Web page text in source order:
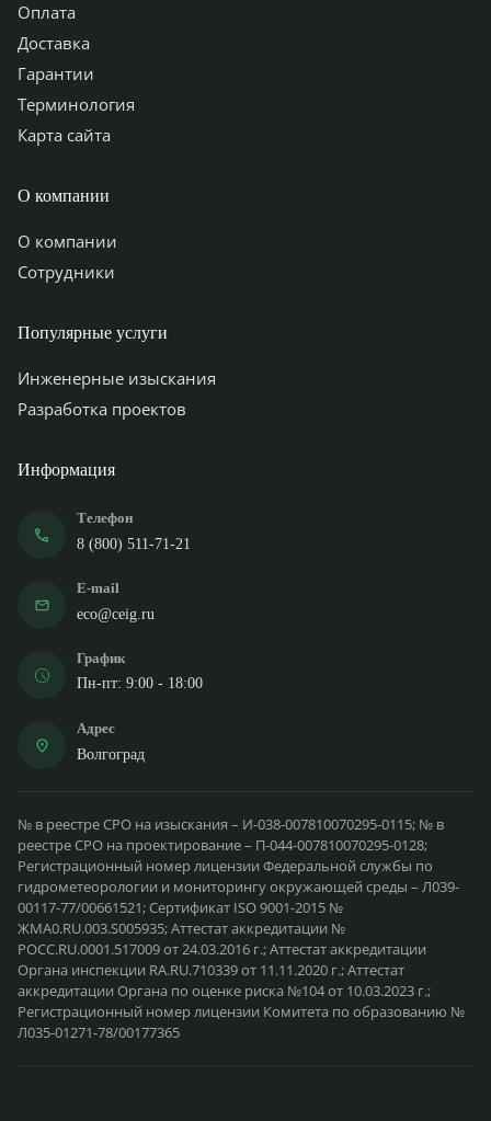
Оплата
Доставка
Гарантии
Терминология
Карта сайта
О компании
О компании
Сотрудники
Популярные услуги
Инженерные изыскания
Разработка проектов
Информация
Телефон
8 (800) 511-71-21
E-mail
eco@ceig.ru
График
Пн-пт: 9:00 - 18:00
Адрес
Волгоград
№ в реестре СРО на изыскания – И-038-007810070295-0115; № в
реестре СРО на проектирование – П-044-007810070295-0128;
Регистрационный номер лицензии Федеральной службы по
гидрометеорологии и мониторингу окружающей среды – Л039-
00117-77/00661521; Сертификат ISO 9001-2015 №
ЖМА0.RU.003.S005935; Аттестат аккредитации №
РОСС.RU.0001.517009 от 24.03.2016 г.; Аттестат аккредитации
Органа инспекции RA.RU.710339 от 11.11.2020 г.; Аттестат
аккредитации Органа по оценке риска №104 от 10.03.2023 г.;
Регистрационный номер лицензии Комитета по образованию №
Л035-01271-78/00177365